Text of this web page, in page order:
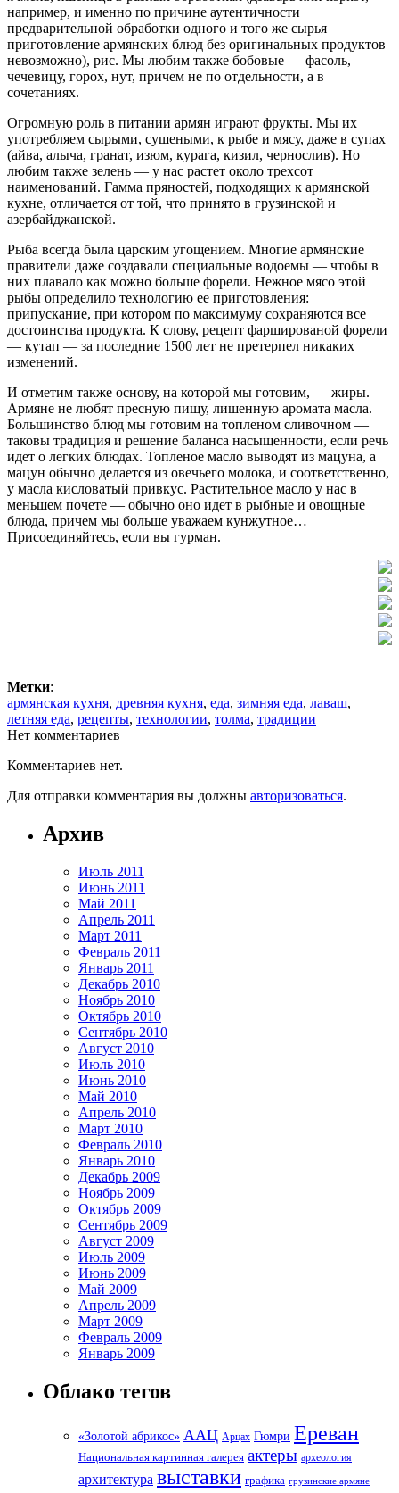
например, и именно по причине аутентичности
предварительной обработки одного и того же сырья
приготовление армянских блюд без оригинальных продуктов
невозможно), рис. Мы любим также бобовые — фасоль,
чечевицу, горох, нут, причем не по отдельности, а в
сочетаниях.
Огромную роль в питании армян играют фрукты. Мы их
употребляем сырыми, сушеными, к рыбе и мясу, даже в супах
(айва, алыча, гранат, изюм, курага, кизил, чернослив). Но
любим также зелень — у нас растет около трехсот
наименований. Гамма пряностей, подходящих к армянской
кухне, отличается от той, что принято в грузинской и
азербайджанской.
Рыба всегда была царским угощением. Многие армянские
правители даже создавали специальные водоемы — чтобы в
них плавало как можно больше форели. Нежное мясо этой
рыбы определило технологию ее приготовления:
припускание, при котором по максимуму сохраняются все
достоинства продукта. К слову, рецепт фаршированой форели
— кутап — за последние 1500 лет не претерпел никаких
изменений.
И отметим также основу, на которой мы готовим, — жиры.
Армяне не любят пресную пищу, лишенную аромата масла.
Большинство блюд мы готовим на топленом сливочном —
таковы традиция и решение баланса насыщенности, если речь
идет о легких блюдах. Топленое масло выводят из мацуна, а
мацун обычно делается из овечьего молока, и соответственно,
у масла кисловатый привкус. Растительное масло у нас в
меньшем почете — обычно оно идет в рыбные и овощные
блюда, причем мы больше уважаем кунжутное…
Присоединяйтесь, если вы гурман.
Метки:
армянская кухня, древняя кухня, еда, зимняя еда, лаваш,
летняя еда, рецепты, технологии, толма, традиции
Нет комментариев
Комментариев нет.
Для отправки комментария вы должны авторизоваться.
Архив
Июль 2011
Июнь 2011
Май 2011
Апрель 2011
Март 2011
Февраль 2011
Январь 2011
Декабрь 2010
Ноябрь 2010
Октябрь 2010
Сентябрь 2010
Август 2010
Июль 2010
Июнь 2010
Май 2010
Апрель 2010
Март 2010
Февраль 2010
Январь 2010
Декабрь 2009
Ноябрь 2009
Октябрь 2009
Сентябрь 2009
Август 2009
Июль 2009
Июнь 2009
Май 2009
Апрель 2009
Март 2009
Февраль 2009
Январь 2009
Облако тегов
«Золотой абрикос» ААЦ Арцах Гюмри Ереван
Национальная картинная галерея актеры археология
архитектура выставки графика грузинские армяне